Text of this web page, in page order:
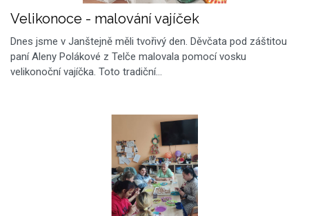
Velikonoce - malování vajíček
Dnes jsme v Janštejně měli tvořivý den. Děvčata pod záštitou
paní Aleny Polákové z Telče malovala pomocí vosku
velikonoční vajíčka. Toto tradiční…